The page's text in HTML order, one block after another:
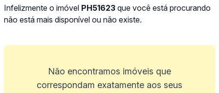
Infelizmente o imóvel PH51623 que você está procurando
não está mais disponível ou não existe.
Não encontramos imóveis que
correspondam exatamente aos seus